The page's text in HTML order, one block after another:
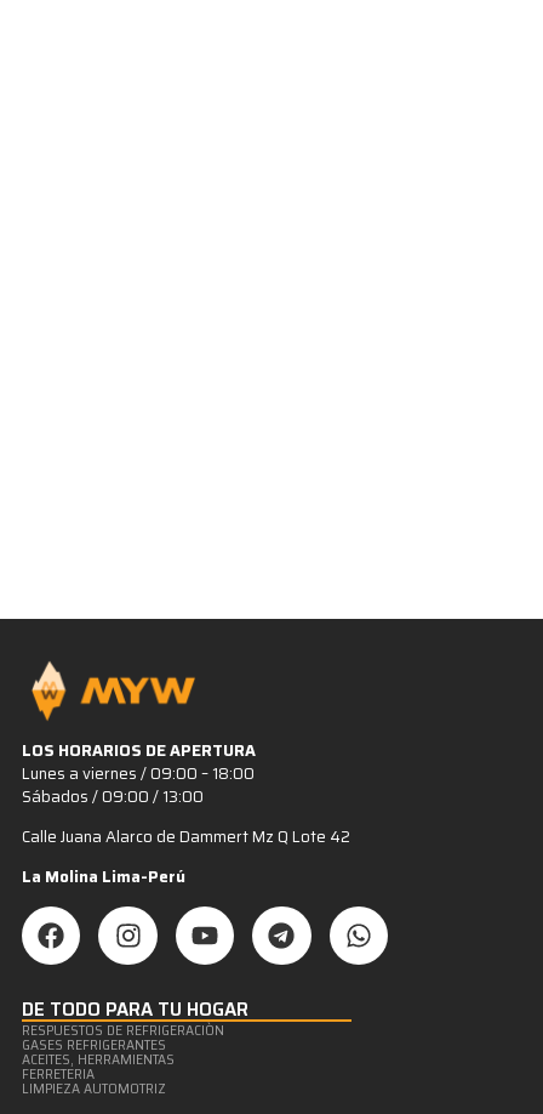
LOS HORARIOS DE APERTURA
Lunes a viernes / 09:00 – 18:00
Sábados / 09:00 / 13:00
Calle Juana Alarco de Dammert Mz Q Lote 42
La Molina Lima-Perú
DE TODO PARA TU HOGAR
RESPUESTOS DE REFRIGERACIÒN
GASES REFRIGERANTES
ACEITES, HERRAMIENTAS
FERRETERIA
LIMPIEZA AUTOMOTRIZ